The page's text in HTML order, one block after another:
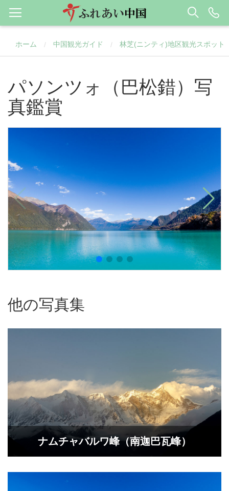
ホーム / 中国観光ガイド / 林芝(ニンティ)地区観光スポット
パソンツォ（巴松錯）写
真鑑賞
他の写真集
ナムチャバルワ峰（南迦巴瓦峰）